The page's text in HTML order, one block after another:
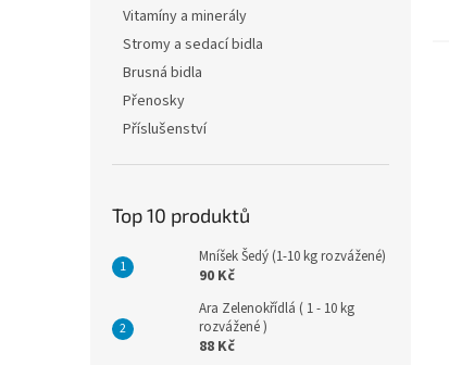
Vitamíny a minerály
Stromy a sedací bidla
Brusná bidla
Přenosky
Příslušenství
Top 10 produktů
Mníšek Šedý (1-10 kg rozvážené)
90 Kč
Ara Zelenokřídlá ( 1 - 10 kg
rozvážené )
88 Kč